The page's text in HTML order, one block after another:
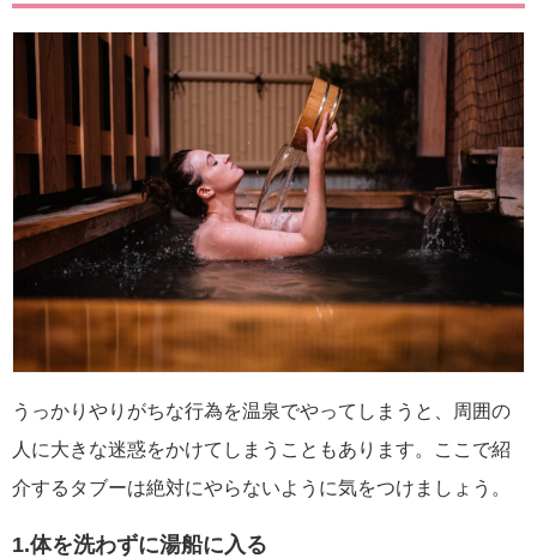
うっかりやりがちな行為を温泉でやってしまうと、周囲の
人に大きな迷惑をかけてしまうこともあります。ここで紹
介するタブーは絶対にやらないように気をつけましょう。
1.体を洗わずに湯船に入る